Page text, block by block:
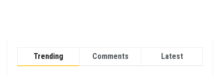
Trending Comments Latest